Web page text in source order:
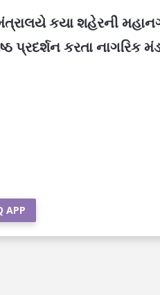
કયા શહેરની
પ્રદર્શન કરતા નાગરિક
APP